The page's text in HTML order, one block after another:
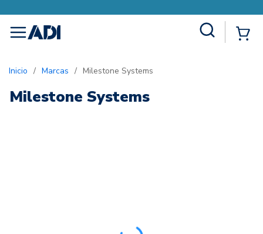
menu
Inicio / Marcas / Milestone Systems
Milestone Systems